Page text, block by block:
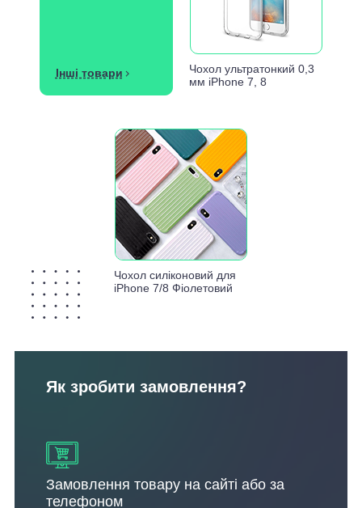
Інші товари
Чохол ультратонкий 0,3
мм iPhone 7, 8
Чохол силіконовий для
iPhone 7/8 Фіолетовий
Як зробити замовлення?
Замовлення товару на сайті або за
телефоном